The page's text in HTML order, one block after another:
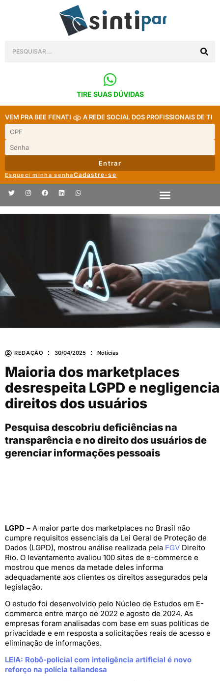
TIRE SUAS DÚVIDAS
VEM PRA BEE FENATI A REDE SOCIAL DOS PROFISSIONAIS DE TI
Entrar
Esqueci minha senhaCadastre-se
REDAÇÃO 30/04/2025 Notícias
Maioria dos marketplaces
desrespeita LGPD e negligencia
direitos dos usuários
Pesquisa descobriu deficiências na
transparência e no direito dos usuários de
gerenciar informações pessoais
LGPD – A maior parte dos marketplaces no Brasil não
cumpre requisitos essenciais da Lei Geral de Proteção de
Dados (LGPD), mostrou análise realizada pela FGV Direito
Rio. O levantamento avaliou 100 sites de e-commerce e
mostrou que menos da metade deles informa
adequadamente aos clientes os direitos assegurados pela
legislação.
O estudo foi desenvolvido pelo Núcleo de Estudos em E-
commerce entre março de 2022 e agosto de 2024. As
empresas foram analisadas com base em suas políticas de
privacidade e em resposta a solicitações reais de acesso e
eliminação de informações.
LEIA: Robô-policial com inteligência artificial é novo
reforço na polícia tailandesa